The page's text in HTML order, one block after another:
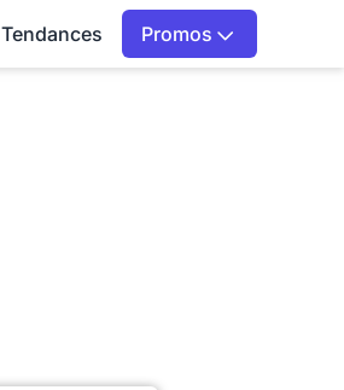
Tendances Promos